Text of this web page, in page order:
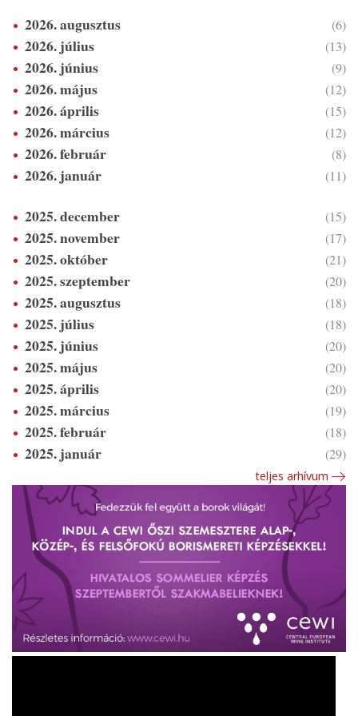
2026. augusztus (6)
2026. július (13)
2026. június (9)
2026. május (12)
2026. április (15)
2026. március (12)
2026. február (8)
2026. január (11)
2025. december (15)
2025. november (17)
2025. október (21)
2025. szeptember (20)
2025. augusztus (18)
2025. július (18)
2025. június (20)
2025. május (20)
2025. április (20)
2025. március (19)
2025. február (18)
2025. január (29)
teljes arhívum